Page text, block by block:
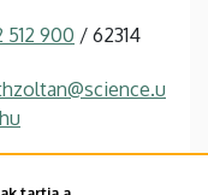
512 900 / 62314